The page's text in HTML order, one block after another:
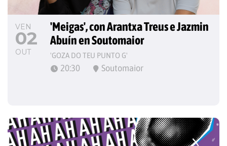
VEN
02
OUT
'Meigas', con Arantxa Treus e Jazmin
Abuín en Soutomaior
'GOZA DO TEU PUNTO G'
20:30 Soutomaior